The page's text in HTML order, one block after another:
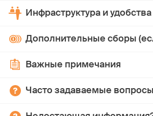
Инфраструктура и удобства
Дополнительные сборы
Важные примечания
Часто задаваемые вопросы